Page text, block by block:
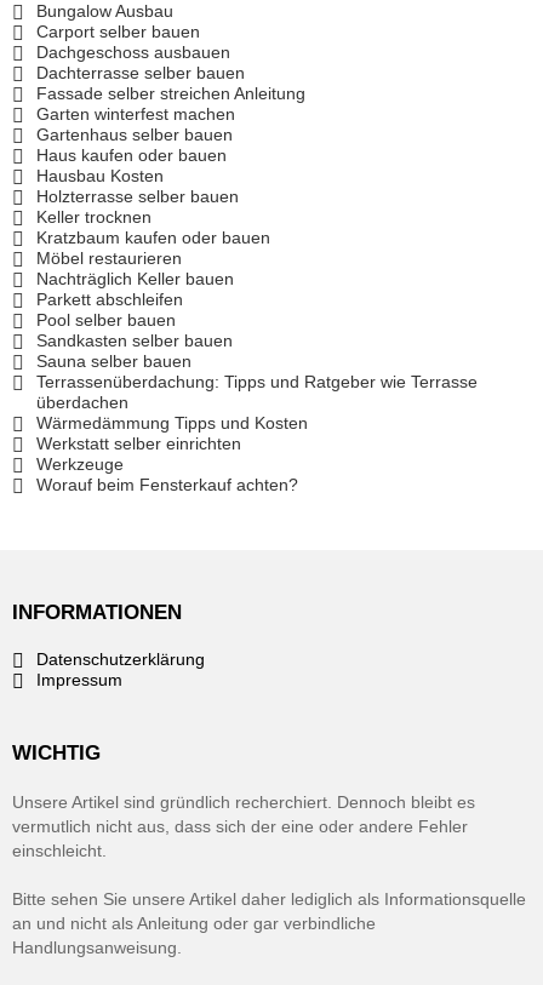
Bungalow Ausbau
Carport selber bauen
Dachgeschoss ausbauen
Dachterrasse selber bauen
Fassade selber streichen Anleitung
Garten winterfest machen
Gartenhaus selber bauen
Haus kaufen oder bauen
Hausbau Kosten
Holzterrasse selber bauen
Keller trocknen
Kratzbaum kaufen oder bauen
Möbel restaurieren
Nachträglich Keller bauen
Parkett abschleifen
Pool selber bauen
Sandkasten selber bauen
Sauna selber bauen
Terrassenüberdachung: Tipps und Ratgeber wie Terrasse
überdachen
Wärmedämmung Tipps und Kosten
Werkstatt selber einrichten
Werkzeuge
Worauf beim Fensterkauf achten?
INFORMATIONEN
Datenschutzerklärung
Impressum
WICHTIG
Unsere Artikel sind gründlich recherchiert. Dennoch bleibt es
vermutlich nicht aus, dass sich der eine oder andere Fehler
einschleicht.
Bitte sehen Sie unsere Artikel daher lediglich als Informationsquelle
an und nicht als Anleitung oder gar verbindliche
Handlungsanweisung.